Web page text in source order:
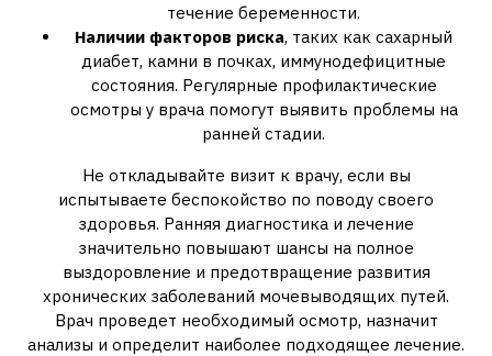
течение беременности.
Наличии факторов риска, таких как сахарный
диабет, камни в почках, иммунодефицитные
состояния. Регулярные профилактические
осмотры у врача помогут выявить проблемы на
ранней стадии.
Не откладывайте визит к врачу, если вы
испытываете беспокойство по поводу своего
здоровья. Ранняя диагностика и лечение
значительно повышают шансы на полное
выздоровление и предотвращение развития
хронических заболеваний мочевыводящих путей.
Врач проведет необходимый осмотр, назначит
анализы и определит наиболее подходящее лечение.